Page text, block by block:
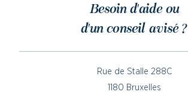
Besoin d'aide ou
d'un conseil avisé ?
Rue de Stalle 288C
1180 Bruxelles